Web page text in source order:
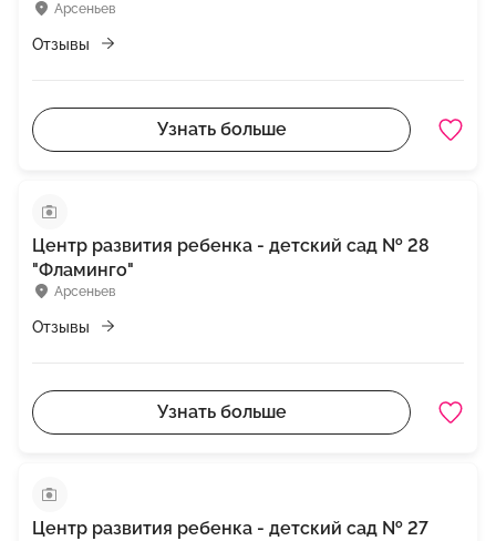
Арсеньев
Отзывы
Узнать больше
Арсеньев
Центр развития ребенка - детский сад № 28
"Фламинго"
Отзывы
Узнать больше
Центр развития ребенка - детский сад № 27